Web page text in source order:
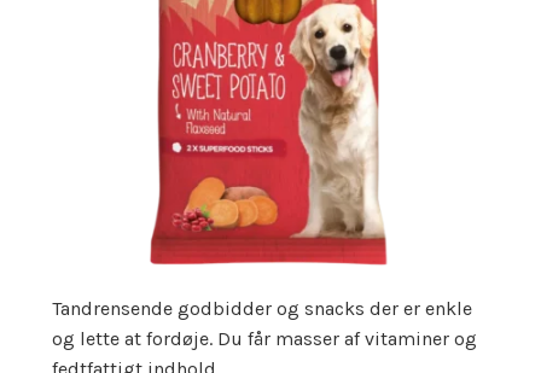
Tandrensende godbidder og snacks der er enkle
og lette at fordøje. Du får masser af vitaminer og
fedtfattigt indhold.